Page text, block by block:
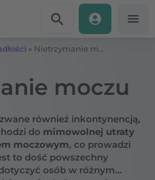
»
moczu
również inkontynencją,
do mimowolnej utraty
moczowym, co prowadzi
to dość powszechny
osób w różnym